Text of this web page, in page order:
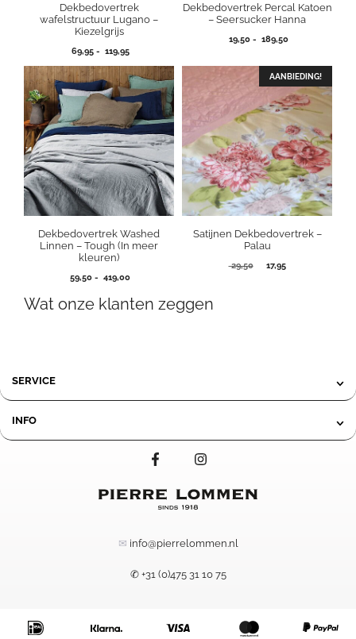
Dekbedovertrek
wafelstructuur Lugano –
Kiezelgrijs
69,95 - 119,95Prijsklasse:
tot
119,95
Dekbedovertrek Percal Katoen
– Seersucker Hanna
19,50 - 189,50Prijsklasse:
tot
189,50
Dekbedovertrek Washed
Linnen – Tough (In meer
kleuren)
59,50 - 419,00Prijsklasse:
tot
AANBIEDING!
Satijnen Dekbedovertrek –
Palau
29,50
Oorspronkelijke
17,95Huidige
Wat onze klanten zeggen
SERVICE
INFO
✉ info@pierrelommen.nl
✆ +31 (0)475 31 10 75